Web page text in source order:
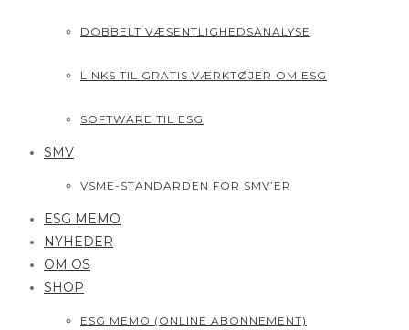
DOBBELT VÆSENTLIGHEDSANALYSE
LINKS TIL GRATIS VÆRKTØJER OM ESG
SOFTWARE TIL ESG
SMV
VSME-STANDARDEN FOR SMV’ER
ESG MEMO
NYHEDER
OM OS
SHOP
ESG MEMO (ONLINE ABONNEMENT)